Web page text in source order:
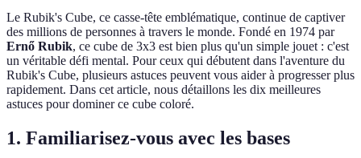
Le Rubik's Cube, ce casse-tête emblématique, continue de captiver
des millions de personnes à travers le monde. Fondé en 1974 par
Ernő Rubik, ce cube de 3x3 est bien plus qu'un simple jouet : c'est
un véritable défi mental. Pour ceux qui débutent dans l'aventure du
Rubik's Cube, plusieurs astuces peuvent vous aider à progresser plus
rapidement. Dans cet article, nous détaillons les dix meilleures
astuces pour dominer ce cube coloré.
1. Familiarisez-vous avec les bases